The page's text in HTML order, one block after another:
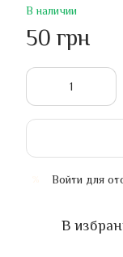
В наличии
50 грн
Войти для
В